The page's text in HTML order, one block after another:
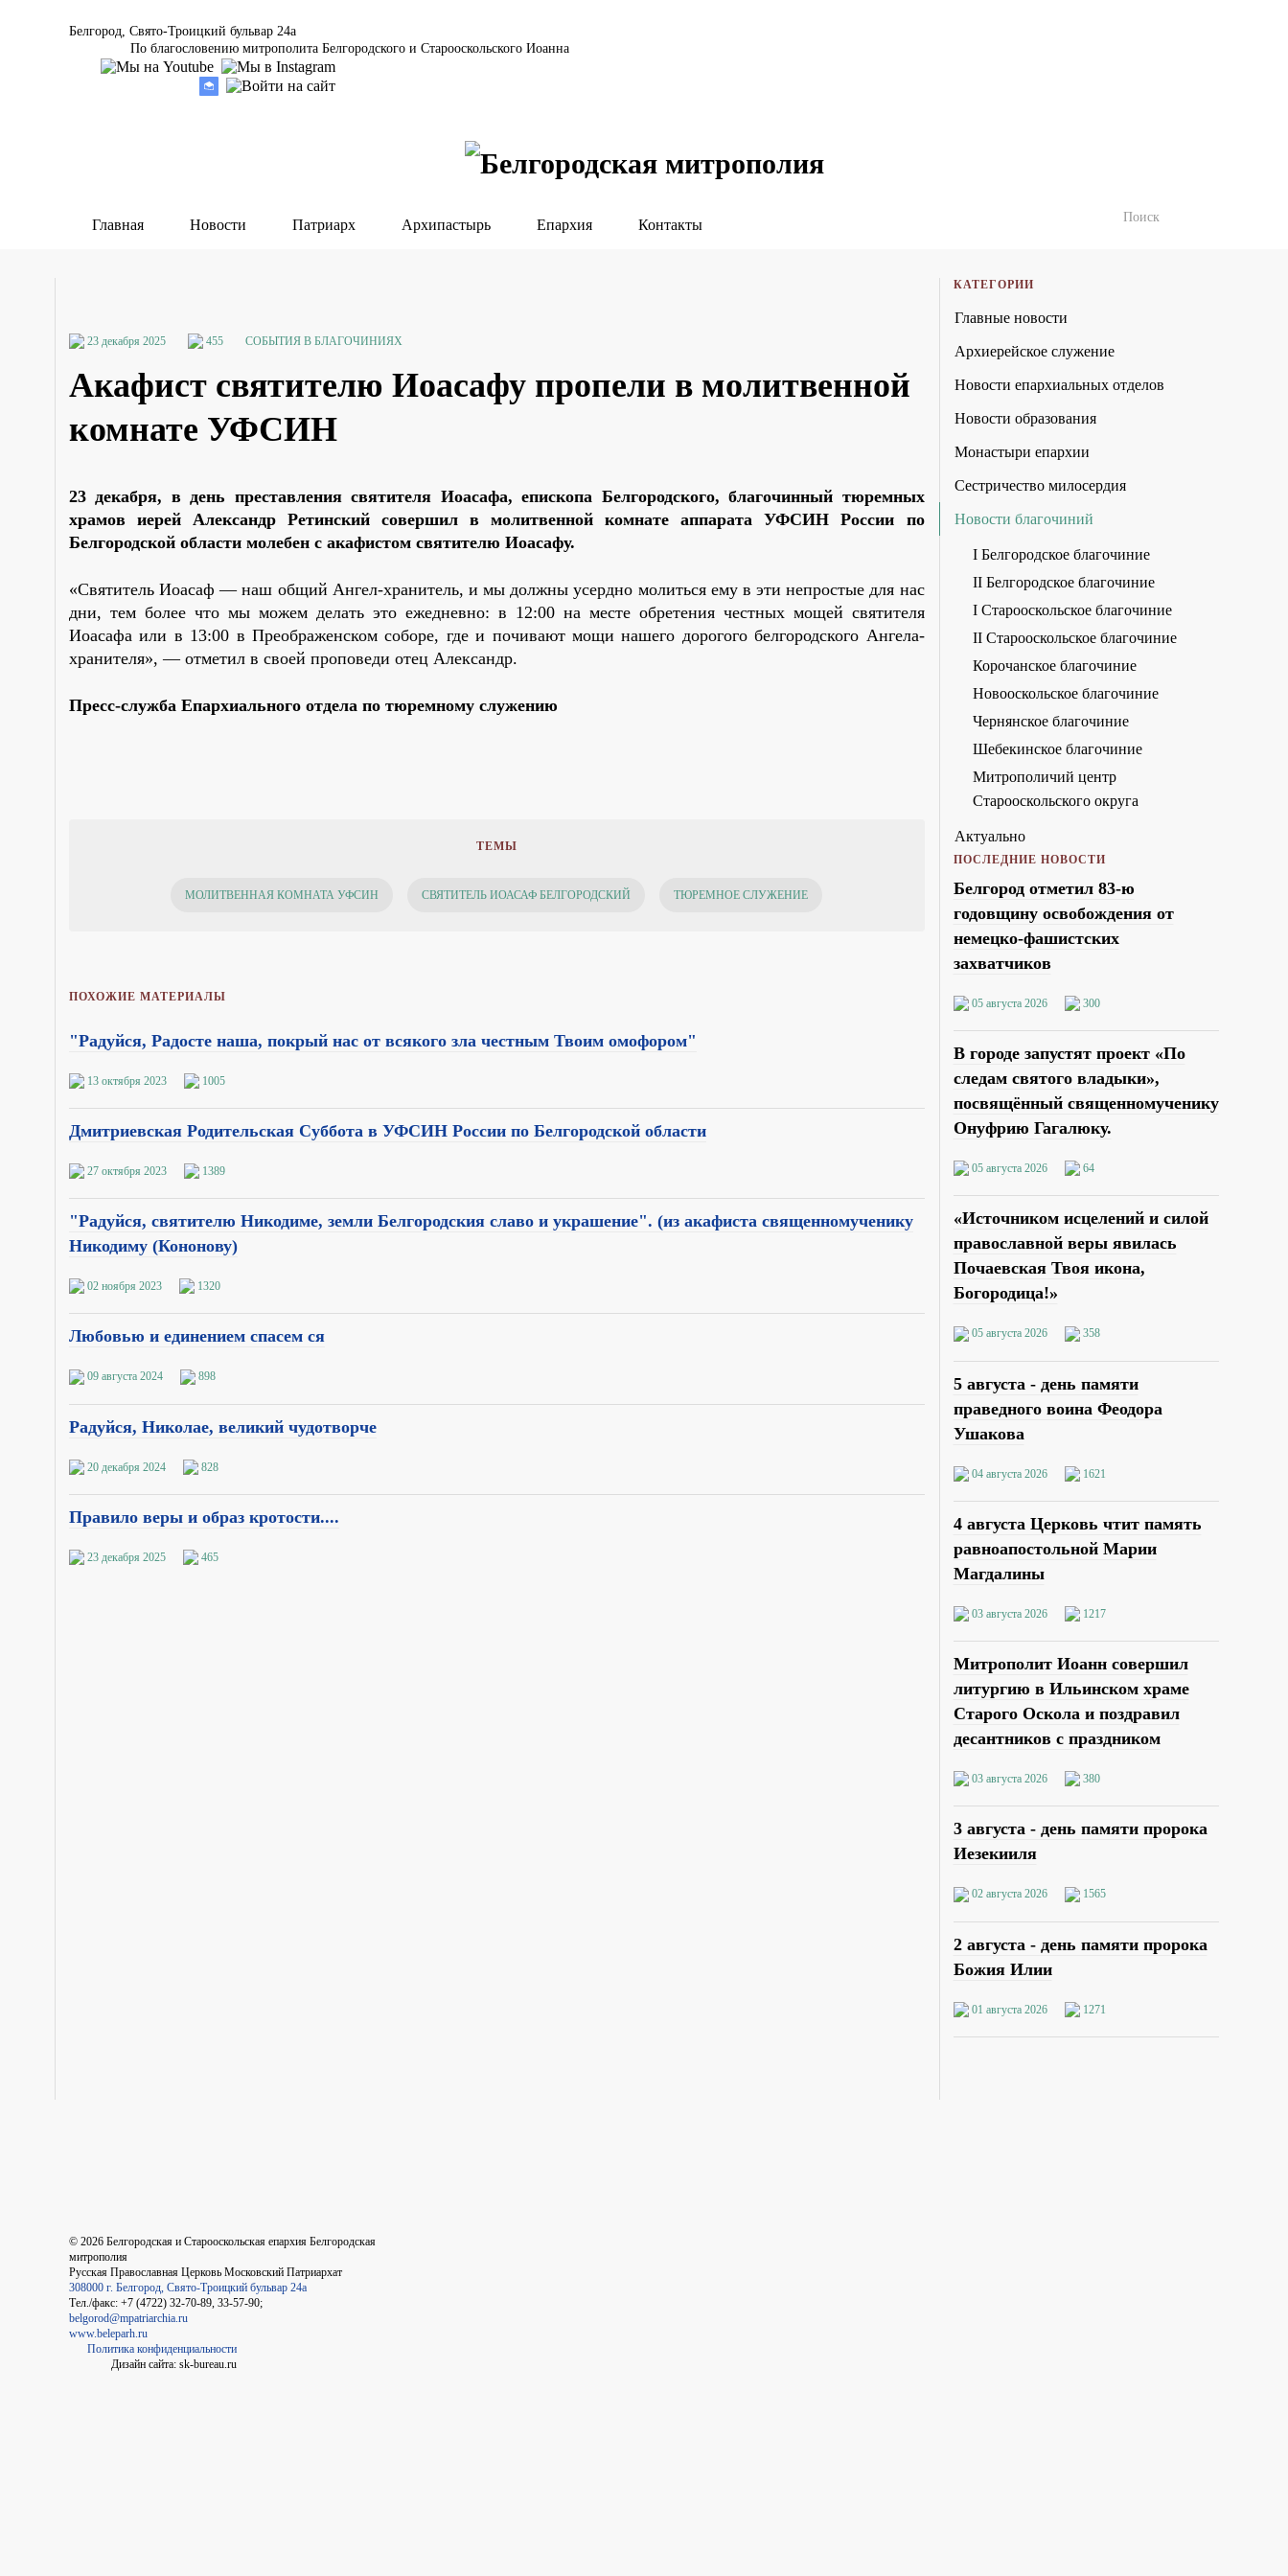
Белгород, Свято-Троицкий бульвар 24а
По благословению митрополита Белгородского и Старооскольского Иоанна
Главная Новости Патриарх Архипастырь Епархия Контакты
23 декабря 2025 455 СОБЫТИЯ В БЛАГОЧИНИЯХ
Акафист святителю Иоасафу пропели в молитвенной
комнате УФСИН
23 декабря, в день преставления святителя Иоасафа, епископа Белгородского, благочинный тюремных
храмов иерей Александр Ретинский совершил в молитвенной комнате аппарата УФСИН России по
Белгородской области молебен с акафистом святителю Иоасафу.
«Святитель Иоасаф—наш общий Ангел-хранитель, и мы должны усердно молиться ему в эти непростые для нас
дни, тем более что мы можем делать это ежедневно: в 12:00 на месте обретения честных мощей святителя
Иоасафа или в 13:00 в Преображенском соборе, где и почивают мощи нашего дорогого белгородского Ангела-
хранителя»,— отметил в своей проповеди отец Александр.
Пресс-служба Епархиального отдела по тюремному служению
ТЕМЫ
МОЛИТВЕННАЯ КОМНАТА УФСИН СВЯТИТЕЛЬ ИОАСАФ БЕЛГОРОДСКИЙ ТЮРЕМНОЕ СЛУЖЕНИЕ
ПОХОЖИЕ МАТЕРИАЛЫ
"Радуйся, Радосте наша, покрый нас от всякого зла честным Твоим омофором"
13 октября 2023 1005
Дмитриевская Родительская Суббота в УФСИН России по Белгородской области
27 октября 2023 1389
"Радуйся, святителю Никодиме, земли Белгородския славо и украшение". (из акафиста священномученику
Никодиму (Кононову)
02 ноября 2023 1320
Любовью и единением спасем ся
09 августа 2024 898
Радуйся, Николае, великий чудотворче
20 декабря 2024 828
Правило веры и образ кротости....
23 декабря 2025 465
КАТЕГОРИИ
Главные новости
Архиерейское служение
Новости епархиальных отделов
Новости образования
Монастыри епархии
Сестричество милосердия
Новости благочиний
I Белгородское благочиние
II Белгородское благочиние
I Старооскольское благочиние
II Старооскольское благочиние
Корочанское благочиние
Новооскольское благочиние
Чернянское благочиние
Шебекинское благочиние
Митрополичий центр
Старооскольского округа
Актуально
ПОСЛЕДНИЕ НОВОСТИ
Белгород отметил 83-ю
годовщину освобождения от
немецко-фашистских
захватчиков
05 августа 2026 300
В городе запустят проект «По
следам святого владыки»,
посвящённый священномученику
Онуфрию Гагалюку.
05 августа 2026 64
«Источником исцелений и силой
православной веры явилась
Почаевская Твоя икона,
Богородица!»
05 августа 2026 358
5 августа - день памяти
праведного воина Феодора
Ушакова
04 августа 2026 1621
4 августа Церковь чтит память
равноапостольной Марии
Магдалины
03 августа 2026 1217
Митрополит Иоанн совершил
литургию в Ильинском храме
Старого Оскола и поздравил
десантников с праздником
03 августа 2026 380
3 августа - день памяти пророка
Иезекииля
02 августа 2026 1565
2 августа - день памяти пророка
Божия Илии
01 августа 2026 1271
© 2026 Белгородская и Старооскольская епархия Белгородская
митрополия
Русская Православная Церковь Московский Патриархат
308000 г. Белгород, Свято-Троицкий бульвар 24а
Тел./факс: +7 (4722) 32-70-89, 33-57-90;
belgorod@mpatriarchia.ru
www.beleparh.ru
Политика конфиденциальности
Дизайн сайта: sk-bureau.ru